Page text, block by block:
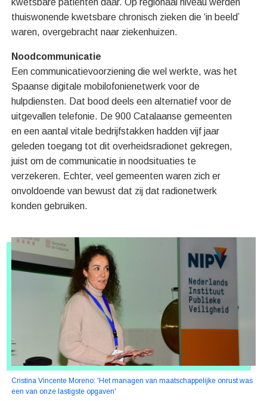
kwetsbare patiënten daar. Op regionaal niveau werden
thuiswonende kwetsbare chronisch zieken die ‘in beeld’
waren, overgebracht naar ziekenhuizen.
Noodcommunicatie
Een communicatievoorziening die wel werkte, was het
Spaanse digitale mobilofonienetwerk voor de
hulpdiensten. Dat bood deels een alternatief voor de
uitgevallen telefonie. De 900 Catalaanse gemeenten
en een aantal vitale bedrijfstakken hadden vijf jaar
geleden toegang tot dit overheidsradionet gekregen,
juist om de communicatie in noodsituaties te
verzekeren. Echter, veel gemeenten waren zich er
onvoldoende van bewust dat zij dat radionetwerk
konden gebruiken.
Cristina Vincente Moreno: 'Het managen van maatschappelijke onrust was
een van onze lastigste opgaven'